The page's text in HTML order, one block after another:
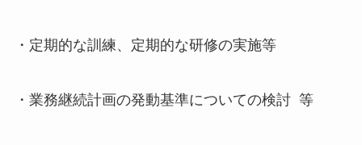
・定期的な訓練、定期的な研修の実施等
・業務継続計画の発動基準についての検討 等